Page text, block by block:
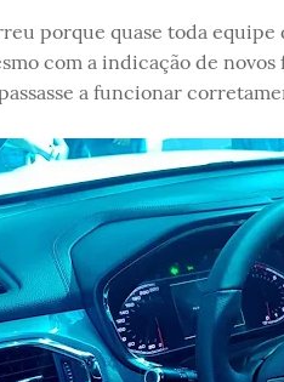
porque quase toda
com a indicação de
a funcionar